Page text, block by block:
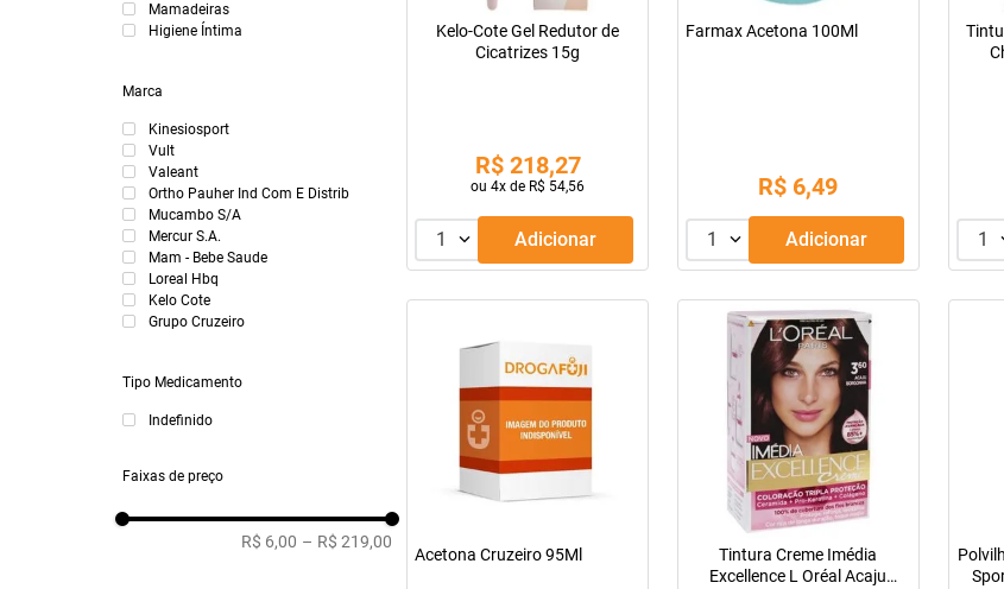
Mamadeiras
Higiene Íntima
Marca
Kinesiosport
Vult
Valeant
Ortho Pauher Ind Com E Distrib
Mucambo S/A
Mercur S.A.
Mam - Bebe Saude
Loreal Hbq
Kelo Cote
Grupo Cruzeiro
Tipo Medicamento
Indefinido
Faixas de preço
R$ 6,00 – R$ 219,00
Kelo-Cote Gel Redutor de
Cicatrizes 15g
R$ 218,27
ou4x de R$ 54,56
1 Adicionar
Farmax Acetona 100Ml
R$ 6,49
1 Adicionar 1
Acetona Cruzeiro 95Ml
Tintura Creme Imédia
Excellence L Oréal Acaju